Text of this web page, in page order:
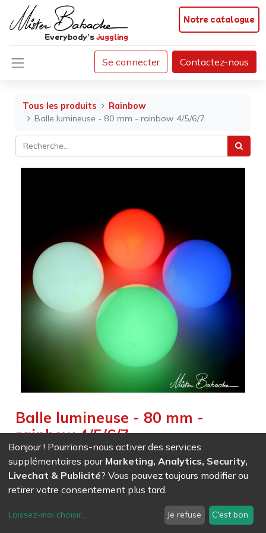
Notre catalogue
Everybody'sjuggling
Se connecter Contactez-nous
Tous les produits
Rainbow
Balle lumineuse - 80 mm - rainbow 4/5/6/7
Balle lumineuse - 80 mm -
rainbow 4/5/6/7
Weight : 0,155kg
Attention : Il faut prévoir l'adaptateur et le chargeur.
21,48CHF
1757)
Bonjour ! Pourrions-nous activer des services
supplémentaires pour Marketing, Analytics, Security,
Livechat & Publicité? Vous pouvez toujours modifier ou
retirer votre consentement plus tard.
Laissez-moi choisir... Je refuse C'est bon.